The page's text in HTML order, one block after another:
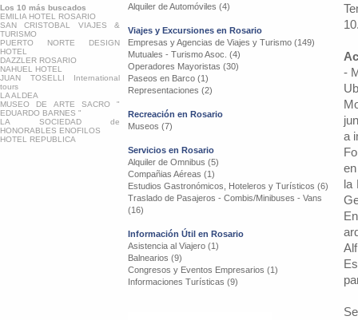
Los 10 más buscados
EMILIA HOTEL ROSARIO
SAN CRISTOBAL VIAJES &
TURISMO
PUERTO NORTE DESIGN
HOTEL
DAZZLER ROSARIO
NAHUEL HOTEL
JUAN TOSELLI International
tours
LA ALDEA
MUSEO DE ARTE SACRO "
EDUARDO BARNES "
LA SOCIEDAD de
HONORABLES ENOFILOS
HOTEL REPUBLICA
Alquiler de Automóviles (4)
Viajes y Excursiones en Rosario
Empresas y Agencias de Viajes y Turismo (149)
Mutuales - Turismo Asoc. (4)
Operadores Mayoristas (30)
Paseos en Barco (1)
Representaciones (2)
Recreación en Rosario
Museos (7)
Servicios en Rosario
Alquiler de Omnibus (5)
Compañias Aéreas (1)
Estudios Gastronómicos, Hoteleros y Turísticos (6)
Traslado de Pasajeros - Combis/Minibuses - Vans
(16)
Información Útil en Rosario
Asistencia al Viajero (1)
Balnearios (9)
Congresos y Eventos Empresarios (1)
Informaciones Turísticas (9)
-
a
la